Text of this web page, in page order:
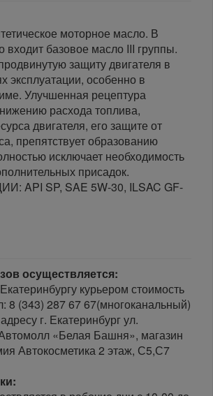
моторное масло. В
входит базовое масло III группы.
защиту двигателя в
эксплуатации, особенно в
Улучшенная рецептура
расхода топлива,
двигателя, его защите от
препятствует образованию
исключает необходимость
присадок.
API SP, SAE 5W-30, ILSAC GF-
осуществляется:
курьером стоимость
8 (343) 287 67 67(многоканальный)
г. Екатеринбург ул.
«Белая Башня», магазин
Автокосметика 2 этаж, С5,С7